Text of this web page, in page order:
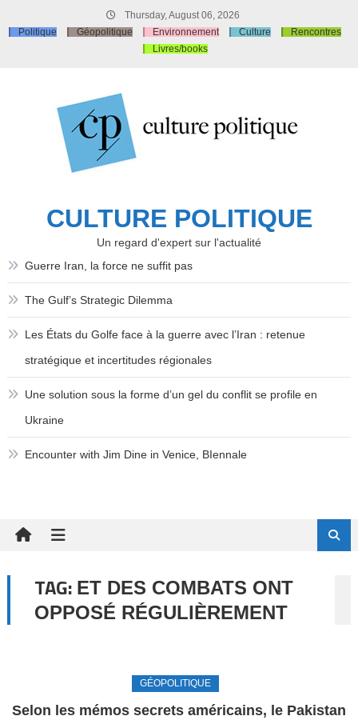
Thursday, August 06, 2026
Politique
Géopolitique Environnement Culture
Rencontres
Livres/books
CULTURE POLITIQUE
Un regard d'expert sur l'actualité
Guerre Iran, la force ne suffit pas
The Gulf’s Strategic Dilemma
Les États du Golfe face à la guerre avec l’Iran : retenue
stratégique et incertitudes régionales
Une solution sous la forme d’un gel du conflit se profile en
Ukraine
Encounter with Jim Dine in Venice, BIennale
TAG: ET DES COMBATS ONT
OPPOSÉ RÉGULIÈREMENT
GÉOPOLITIQUE
Selon les mémos secrets américains, le Pakistan